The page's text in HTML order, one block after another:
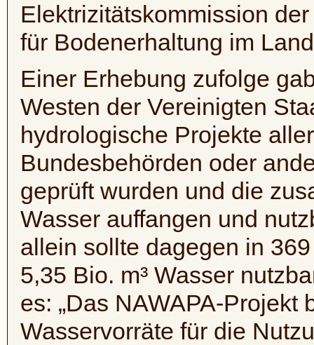
Elektrizitätskommission
für Bodenerhaltung im
Einer Erhebung zufolge
Westen der Vereinigten
hydrologische Projekte
Bundesbehörden oder
geprüft wurden und die
Wasser auffangen und
allein sollte dagegen in
5,35 Bio. m³ Wasser
es: „Das NAWAPA-Projekt
Wasservorräte für die